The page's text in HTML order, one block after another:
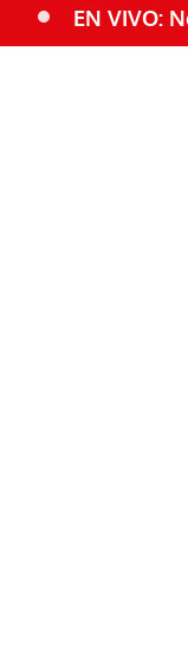
EN VIVO: